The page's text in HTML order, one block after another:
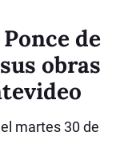
de
obras
martes 30 de